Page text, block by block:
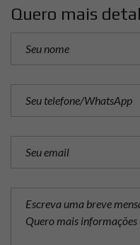
Quero mais